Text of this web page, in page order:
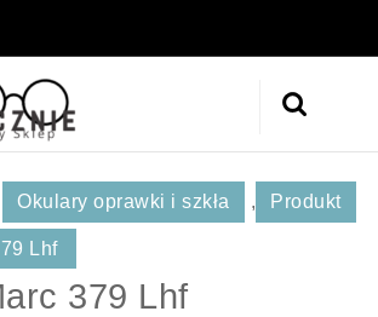
Okulary oprawki i szkła , Produkt
Lhf
379 Lhf